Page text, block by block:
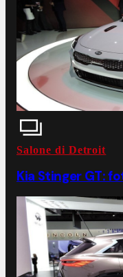
Salone di Detroit
Kia Stinger GT: